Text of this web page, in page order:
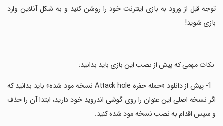
توجه قبل از ورود به بازی اینترنت خود را روشن کنید و به شکل آنلاین وارد
بازی شوید!
‏ نکات مهمی که پیش از نصب این بازی باید بدانید:
‏ ‏ 1- پیش از دانلود «حمله حفره Attack hole نسخه مود شده» باید بدانید که
اگر نسخه اصلی این عنوان را روی گوشی اندروید خود دارید، ابتدا آن را حذف
و سپس اقدام به نصب نسخه مود شده کنید.